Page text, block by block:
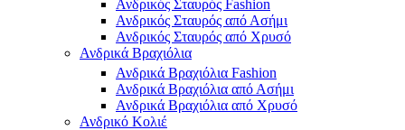
Ανδρικός Σταυρός Fashion
Ανδρικός Σταυρός από Ασήμι
Ανδρικός Σταυρός από Χρυσό
Ανδρικά Βραχιόλια
Ανδρικά Βραχιόλια Fashion
Ανδρικά Βραχιόλια από Ασήμι
Ανδρικά Βραχιόλια από Χρυσό
Ανδρικό Κολιέ